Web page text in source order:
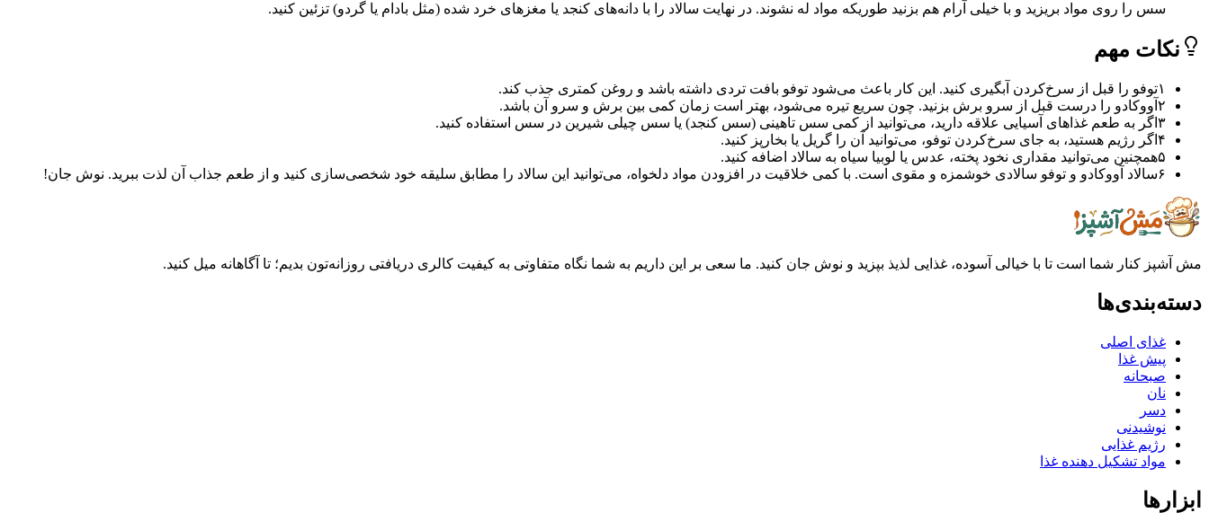
سس را روی مواد بریزید و با خیلی آرام هم بزنید طوریکه مواد له نشوند. در نهایت سالاد را با دانه‌های کنجد یا مغزهای خرد شده (مثل بادام یا گردو) تزئین کنید.
نکات مهم
۱توفو را قبل از سرخ‌کردن آبگیری کنید. این کار باعث می‌شود توفو بافت تردی داشته باشد و روغن کمتری جذب کند.
۲ آووکادو را درست قبل از سرو برش بزنید. چون سریع تیره می‌شود، بهتر است زمان کمی بین برش و سرو آن باشد.
۳ اگر به طعم غذاهای آسیایی علاقه دارید، می‌توانید از کمی سس تاهینی (سس کنجد) یا سس چیلی شیرین در سس استفاده کنید.
۴ اگر رژیم هستید، به جای سرخ‌کردن توفو، می‌توانید آن را گریل یا بخارپز کنید.
۵همچنین می‌توانید مقداری نخود پخته، عدس یا لوبیا سیاه به سالاد اضافه کنید.
۶سالاد آووکادو و توفو سالادی خوشمزه و مقوی است. با کمی خلاقیت در افزودن مواد دلخواه، می‌توانید این سالاد را مطابق سلیقه خود شخصی‌سازی کنید و از طعم جذاب آن لذت ببرید. نوش جان!
مش آشپز کنار شما است تا با خیالی آسوده، غذایی لذیذ بپزید و نوش جان کنید. ما سعی بر این داریم به شما نگاه متفاوتی به کیفیت کالری دریافتی روزانه‌تون بدیم؛ تا آگاهانه میل کنید.
دسته‌بندی‌ها
غذای اصلی
پیش غذا
صبحانه
نان
دسر
نوشیدنی
رژیم غذایی
مواد تشکیل دهنده غذا
ابزارها